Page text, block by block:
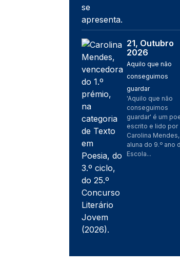
Imagem
21, Outubro
2026
Aquilo que não
conseguimos
guardar
'Aquilo que não
conseguimos
guardar' é um
escrito e lido por
Carolina Mendes,
aluna do 9.º ano
Escola...